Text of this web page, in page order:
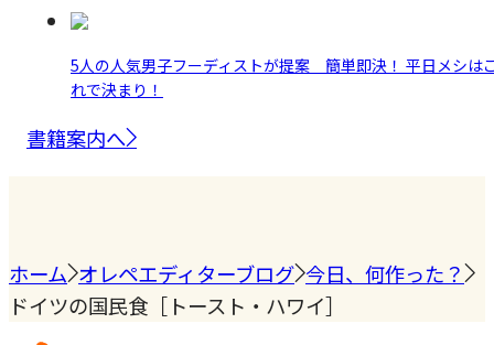
5人の人気男子フーディストが提案 簡単即決！ 平日メシは
れで決まり！
書籍案内へ
ホーム オレペエディターブログ 今日、何作った？
ドイツの国民食［トースト・ハワイ］